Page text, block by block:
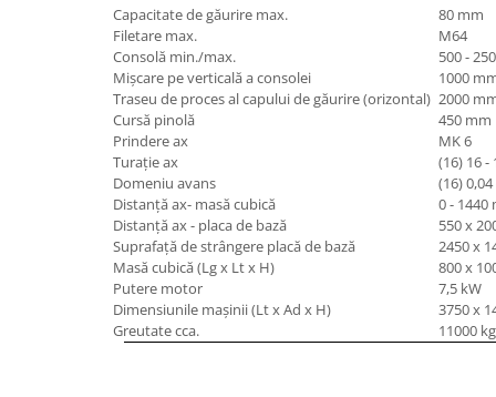
Masini de rectificat plan
Masini de rectificat rotund
Masini de satinat
Masini de slefuit combinate
Masini de slefuit cu banda
Masini de slefuit cu disc
Masini de slefuit cu mediu umed si
Masini de slefuit cutite de gravat
Masini de tesit
Masini pentru slefuit tevi
Masini universale de ascutit
Capacitate de găurire max.
80 mm
Filetare max.
M64
Consolă min./max.
500 -
Mişcare pe verticală a consolei
1000
Traseu de proces al capului de găurire (orizontal) 2000
Cursă pinolă
450 mm
Prindere ax
MK 6
Turaţie ax
(16) 16
Domeniu avans
(16)
Distanţă ax- masă cubică
0 - 1440
Distanţă ax - placa de bază
550 x
Suprafaţă de strângere placă de bază
2450 x
Masă cubică (Lg x Lt x H)
800 x
Putere motor
7,5 kW
Dimensiunile maşinii (Lt x Ad x H)
3750 x
Greutate cca.
11000 kg